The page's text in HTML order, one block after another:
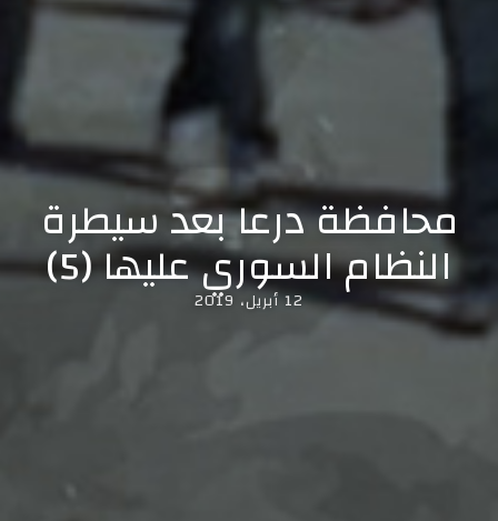
محافظة درعا بعد سيطرة
النظام السوري عليها (5)
12 أبريل، 2019